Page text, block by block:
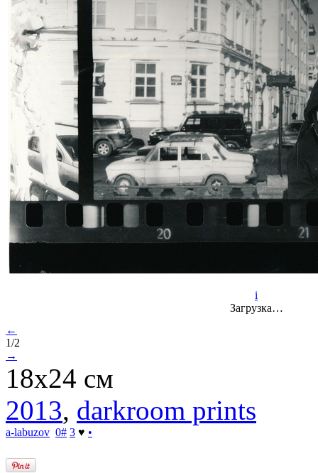
i
Загрузка…
←
1/2
→
18х24 см
2013, darkroom prints
a-labuzov 0# 3 ♥ •